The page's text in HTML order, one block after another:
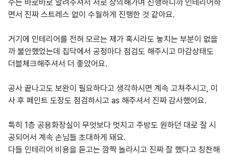
수는 바로바로 알려주셔서 서로 상의해가며 진행하니까 인테리어하
면서 진짜 스트레스 없이 수월하게 진행한 것 같아요.
거기에 인테리어를 전혀 모르는 제가 혹시라도 놓치는 부분이 없을
까 불안했었는데 집닥에서 공정마다 점검도 해주시고 마감상태도
더블체크해주셔서 더 좋았어요.
공사 끝나고도 보완이 필요하다고 생각하시면 계속 고쳐주시고, 이
사 후 페인트 도장도 점검하시고 as 해주셔서 진짜 감사했어요.
특히 1층 공용화장실이 무엇보다 멋지고 주방도 원하던 대로 잘 시
공되어서 계속 손님들 초대하게 돼요.
다들 인테리어 비용을 듣고는 깜짝 놀라시고 진짜 잘 했다고 칭찬해